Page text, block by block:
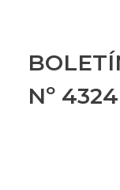
Nº 4324